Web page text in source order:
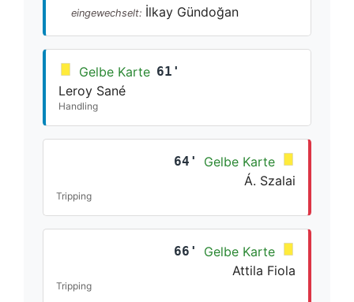
eingewechselt: İlkay Gündoğan
Gelbe Karte 61'
Leroy Sané
Handling
64'
Gelbe Karte
Á. Szalai
Tripping
66'
Gelbe Karte
Attila Fiola
Tripping